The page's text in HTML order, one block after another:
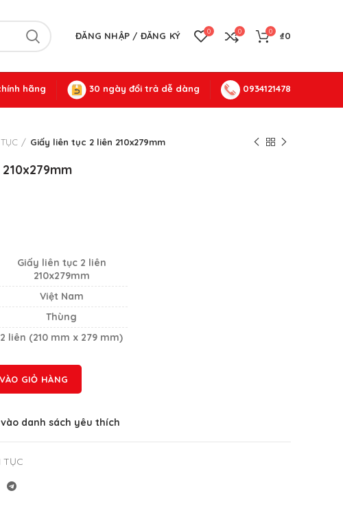
ĐĂNG NHẬP / ĐĂNG KÝ 0 0 0 ₫0
hãng 30 ngày đổi trả dễ dàng 0934121478
Giấy liên tục 2 liên 210x279mm
Giấy liên tục 2 liên
210x279mm
Việt Nam
Thùng
2 liên (210 mm x 279 mm)
GIỎ HÀNG
danh sách yêu thích
TỤC